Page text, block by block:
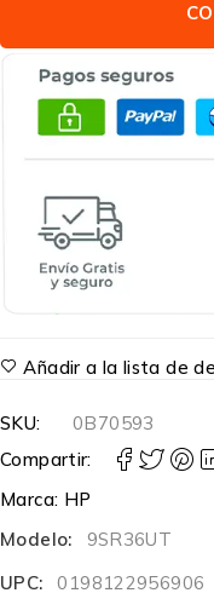
Añadir a la lista de
SKU:
0B70593
Compartir:
Marca: HP
Modelo:
9SR36UT
UPC:
0198122956906